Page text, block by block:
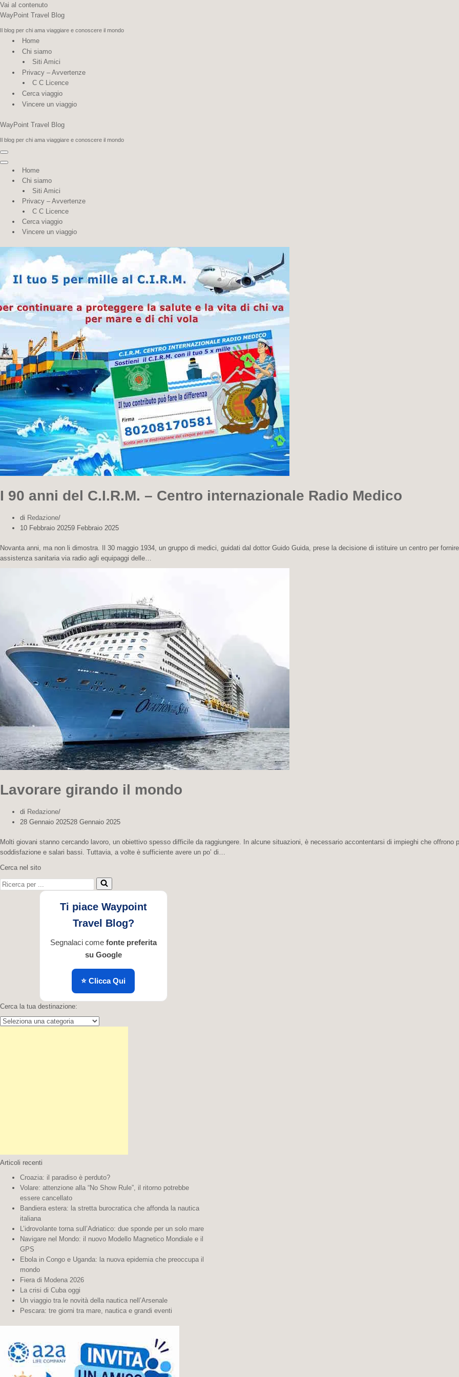
Vai al contenuto
WayPoint Travel Blog
Il blog per chi ama viaggiare e conoscere il mondo
Home
Chi siamo
Siti Amici
Privacy – Avvertenze
C C Licence
Cerca viaggio
Vincere un viaggio
WayPoint Travel Blog
Il blog per chi ama viaggiare e conoscere il mondo
Menu di navigazione
Menu di navigazione
Home
Chi siamo
Siti Amici
Privacy – Avvertenze
C C Licence
Cerca viaggio
Vincere un viaggio
I 90 anni del C.I.R.M. – Centro internazionale Radio Medico
di Redazione
10 Febbraio 20259 Febbraio 2025
Novanta anni, ma non li dimostra. Il 30 maggio 1934, un gruppo di medici, guidati dal dottor Guido Guida, prese la decisione di istituire un centro per fornire
assistenza sanitaria via radio agli equipaggi delle…
Lavorare girando il mondo
di Redazione
28 Gennaio 202528 Gennaio 2025
Molti giovani stanno cercando lavoro, un obiettivo spesso difficile da raggiungere. In alcune situazioni, è necessario accontentarsi di impieghi che offrono
soddisfazione e salari bassi. Tuttavia, a volte è sufficiente avere un po’ di…
Cerca nel sito
Ricerca per ...
Ti piace Waypoint
Travel Blog?
Segnalaci come fonte preferita
su Google
⭐ Clicca Qui
Cerca la tua destinazione:
Cerca la tua destinazione:
Articoli recenti
Croazia: il paradiso è perduto?
Volare: attenzione alla “No Show Rule”, il ritorno potrebbe
essere cancellato
Bandiera estera: la stretta burocratica che affonda la nautica
italiana
L’idrovolante torna sull’Adriatico: due sponde per un solo mare
Navigare nel Mondo: il nuovo Modello Magnetico Mondiale e il
GPS
Ebola in Congo e Uganda: la nuova epidemia che preoccupa il
mondo
Fiera di Modena 2026
La crisi di Cuba oggi
Un viaggio tra le novità della nautica nell’Arsenale
Pescara: tre giorni tra mare, nautica e grandi eventi